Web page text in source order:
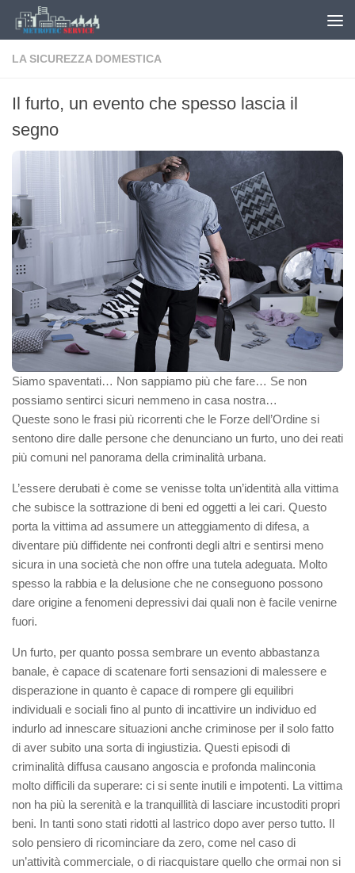
Salta al contenuto
LA SICUREZZA DOMESTICA
Il furto, un evento che spesso lascia il
segno
Siamo spaventati… Non sappiamo più che fare… Se non
possiamo sentirci sicuri nemmeno in casa nostra…
Queste sono le frasi più ricorrenti che le Forze dell’Ordine si
sentono dire dalle persone che denunciano un furto, uno dei reati
più comuni nel panorama della criminalità urbana.
L’essere derubati è come se venisse tolta un’identità alla vittima
che subisce la sottrazione di beni ed oggetti a lei cari. Questo
porta la vittima ad assumere un atteggiamento di difesa, a
diventare più diffidente nei confronti degli altri e sentirsi meno
sicura in una società che non offre una tutela adeguata. Molto
spesso la rabbia e la delusione che ne conseguono possono
dare origine a fenomeni depressivi dai quali non è facile venirne
fuori.
Un furto, per quanto possa sembrare un evento abbastanza
banale, è capace di scatenare forti sensazioni di malessere e
disperazione in quanto è capace di rompere gli equilibri
individuali e sociali fino al punto di incattivire un individuo ed
indurlo ad innescare situazioni anche criminose per il solo fatto
di aver subito una sorta di ingiustizia. Questi episodi di
criminalità diffusa causano angoscia e profonda malinconia
molto difficili da superare: ci si sente inutili e impotenti. La vittima
non ha più la serenità e la tranquillità di lasciare incustoditi propri
beni. In tanti sono stati ridotti al lastrico dopo aver perso tutto. Il
solo pensiero di ricominciare da zero, come nel caso di
un’attività commerciale, o di riacquistare quello che ormai non si